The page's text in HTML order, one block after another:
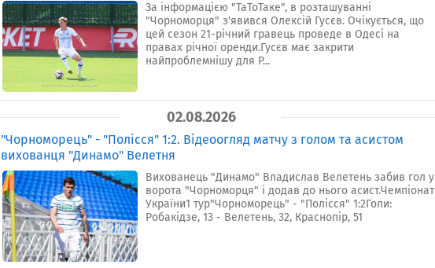
За інформацією "ТаТоТаке", в розташуванні
"Чорноморця" з'явився Олексій Гусєв. Очікується, що
цей сезон 21-річний гравець проведе в Одесі на
правах річної оренди.Гусєв має закрити
найпроблемнішу для Р...
02.08.2026
"Чорноморець" - "Полісся" 1:2. Відеоогляд матчу з голом та асистом
вихованця "Динамо" Велетня
Вихованець "Динамо" Владислав Велетень забив гол у
ворота "Чорноморця" і додав до нього асист.Чемпіонат
України1 тур"Чорноморець" - "Полісся" 1:2Голи:
Робакідзе, 13 - Велетень, 32, Краснопір, 51